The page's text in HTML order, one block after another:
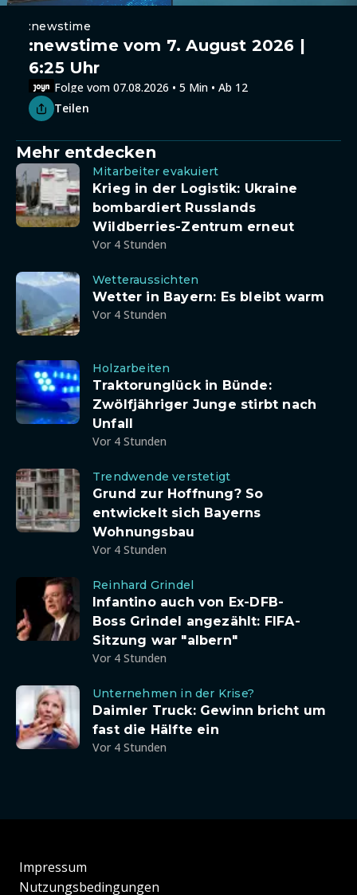
:newstime
:newstime vom 7. August 2026 |
6:25 Uhr
Folge vom 07.08.2026 • 5 Min • Ab 12
Teilen
Mehr entdecken
Mitarbeiter evakuiert
Krieg in der Logistik: Ukraine
bombardiert Russlands
Wildberries-Zentrum erneut
Vor 4 Stunden
Wetteraussichten
Wetter in Bayern: Es bleibt warm
Vor 4 Stunden
Holzarbeiten
Traktorunglück in Bünde:
Zwölfjähriger Junge stirbt nach
Unfall
Vor 4 Stunden
Trendwende verstetigt
Grund zur Hoffnung? So
entwickelt sich Bayerns
Wohnungsbau
Vor 4 Stunden
Reinhard Grindel
Infantino auch von Ex-DFB-
Boss Grindel angezählt: FIFA-
Sitzung war "albern"
Vor 4 Stunden
Unternehmen in der Krise?
Daimler Truck: Gewinn bricht um
fast die Hälfte ein
Vor 4 Stunden
Impressum
Nutzungsbedingungen